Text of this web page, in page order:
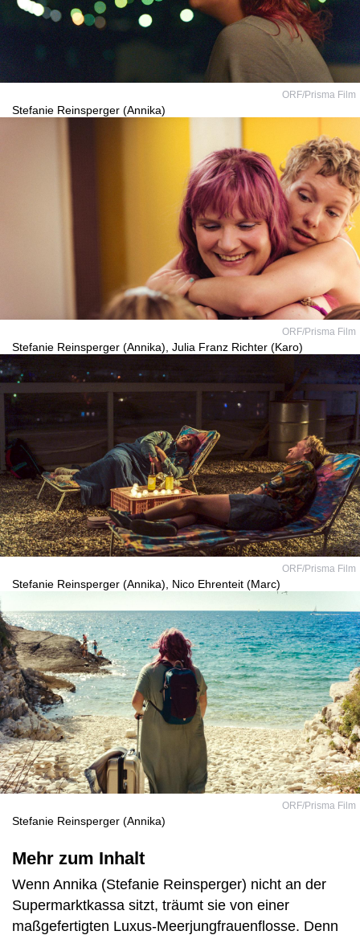
ORF/Prisma Film
Stefanie Reinsperger (Annika)
ORF/Prisma Film
Stefanie Reinsperger (Annika), Julia Franz Richter (Karo)
ORF/Prisma Film
Stefanie Reinsperger (Annika), Nico Ehrenteit (Marc)
ORF/Prisma Film
Stefanie Reinsperger (Annika)
Mehr zum Inhalt
Wenn Annika (Stefanie Reinsperger) nicht an der
Supermarktkassa sitzt, träumt sie von einer
maßgefertigten Luxus-Meerjungfrauenflosse. Denn